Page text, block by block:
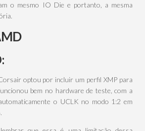
o mesmo IO Die e portanto, a mesma
optou por incluir um perfil XMP para
bem no hardware de teste, com a
o UCLK no modo 1:2 em